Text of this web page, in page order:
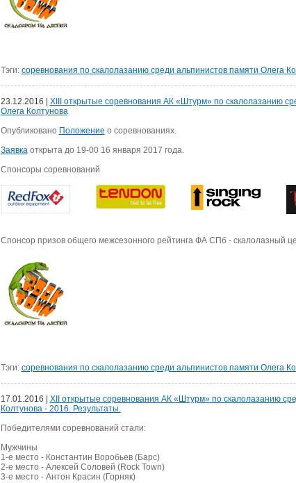
Тэги: соревнования по скалолазанию среди альпинистов памяти Олега
23.12.2016 | XIII открытые соревнования АК «Штурм» по скалолазанию
Олега Колтунова
Опубликовано Положение о соревнованиях.
Заявкаоткрыта до 19-00 16 января 2017 года.
Спонсоры соревнований
Спонсор призов общего межсезонного рейтинга ФА СПб - скалолазный
Тэги: соревнования по скалолазанию среди альпинистов памяти Олега
17.01.2016 | XII открытые соревнования АК «Штурм» по скалолазанию
Колтунова - 2016. Результаты.
Победителями соревнований стали:
Мужчины
1-е место - Константин Воробьев (Барс)
2-е место - Алексей Соловей (Rock Town)
3-е место - Антон Красин (Горняк)